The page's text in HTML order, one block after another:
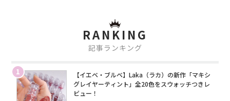
RANKING
記事ランキング
1
【イエベ・ブルベ】Laka（ラカ）の新作「マキシ
グレイヤーティント」全20色をスウォッチつきレ
ビュー！